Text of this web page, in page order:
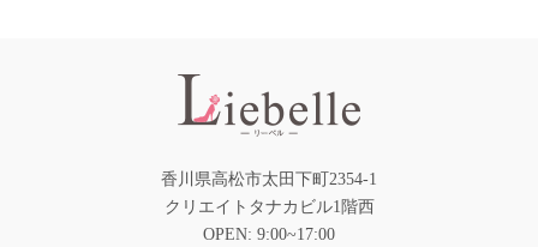
香川県高松市太田下町2354-1
クリエイトタナカビル1階西
OPEN: 9:00~17:00